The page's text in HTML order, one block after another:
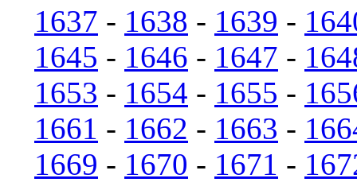
1637 - 1638 - 1639 -
1645 - 1646 - 1647 -
1653 - 1654 - 1655 -
1661 - 1662 - 1663 -
1669 - 1670 - 1671 -